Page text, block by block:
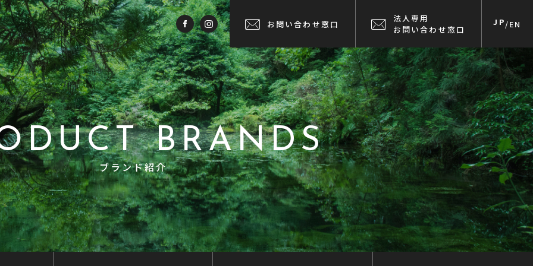
お問い合わせ窓口
法人専用
お問い合わせ窓口
JP/EN
BRANDS
ブランド紹介